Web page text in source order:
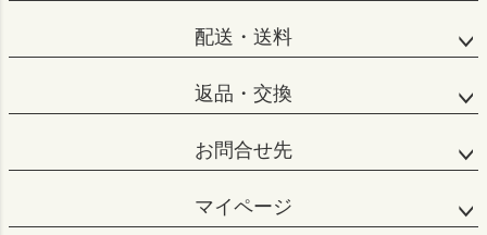
配送・送料
返品・交換
お問合せ先
マイページ